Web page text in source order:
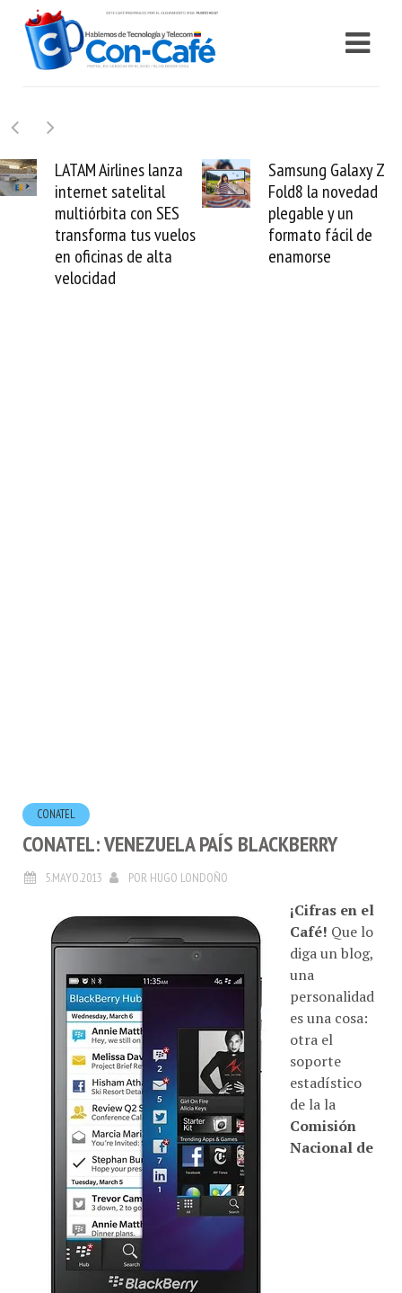
Samsung Galaxy Z
Fold8 la novedad
plegable y un
formato fácil de
enamorse
Cashea levanta 100
millones de dólares y
valida el crédito del
venezolano ante el
mundo
CONATEL: VENEZUELA PAÍS BLACKBERRY
5.MAYO.2013 PORHUGO LONDOÑO
Café!Que lo
diga un blog,
una
personalidad
es una cosa:
otra el
soporte
estadístico
de la la
Comisión
Nacional de